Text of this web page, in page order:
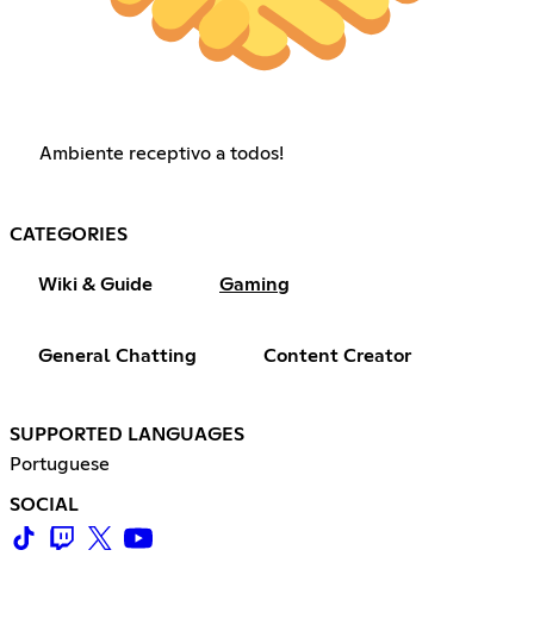
Ambiente receptivo a todos!
CATEGORIES
Wiki & Guide Gaming
General Chatting Content Creator
SUPPORTED LANGUAGES
Portuguese
SOCIAL